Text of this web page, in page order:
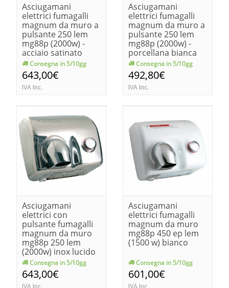
Asciugamani
elettrici fumagalli
magnum da muro a
pulsante 250 lem
mg88p (2000w) -
acciaio satinato
Consegna in 5/10gg
643,00€
IVA Inc.
Asciugamani
elettrici fumagalli
magnum da muro a
pulsante 250 lem
mg88p (2000w) -
porcellana bianca
Consegna in 5/10gg
492,80€
IVA Inc.
Asciugamani
elettrici con
pulsante fumagalli
magnum da muro
mg88p 250 lem
(2000w) inox lucido
Consegna in 5/10gg
643,00€
IVA Inc.
Asciugamani
elettrici fumagalli
magnum da muro
mg88p 450 ep lem
(1500 w) bianco
Consegna in 5/10gg
601,00€
IVA Inc.